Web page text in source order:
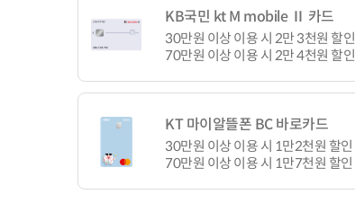
KB국민 kt M mobile Ⅱ 카드
30만원 이상 이용 시 2만 3천원 할인
70만원 이상 이용 시 2만 4천원 할인
KT 마이알뜰폰 BC 바로카드
30만원 이상 이용 시 1만2천원 할인
70만원 이상 이용 시 1만7천원 할인